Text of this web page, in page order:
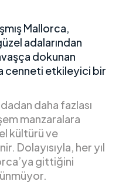
Mallorca,
adalarından
dokunan
cenneti etkileyici bir
daha fazlası
manzaralara
kültürü ve
Dolayısıyla, her yıl
gittiğini